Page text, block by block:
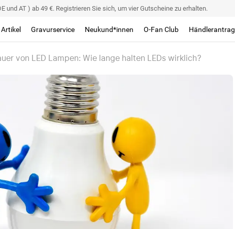
und AT ) ab 49 €. Registrieren Sie sich, um vier Gutscheine zu erhalten.
Artikel Gravurservice Neukund*innen O-Fan Club Händlerantrag
von LED Lampen: Wie lange halten LEDs wirklich?